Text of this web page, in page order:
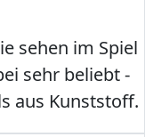
sehen im Spiel
sehr beliebt -
aus Kunststoff.